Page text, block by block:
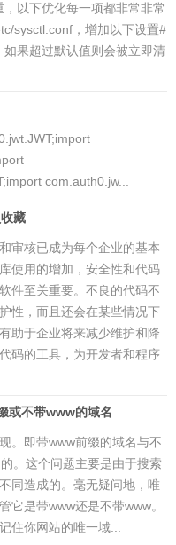
以下优化每一项都非常非常
sysctl.conf，增加以下设置#
果超过默认值则会被立即清
com.auth0.jw...
藏
审核已成为每个企业的基本
使用的增加，安全性和代码
件至关重要。不良的代码不
性，而且还会在某些情况下
助于企业将来减少维护和降
码的工具，为开发者和程序
或不带www的域名
。即带www前缀的域名与不
。这个问题主要是由于搜索
同造成的。毫无疑问地，唯
它是带www还是不带www。
住你网站的唯一域...